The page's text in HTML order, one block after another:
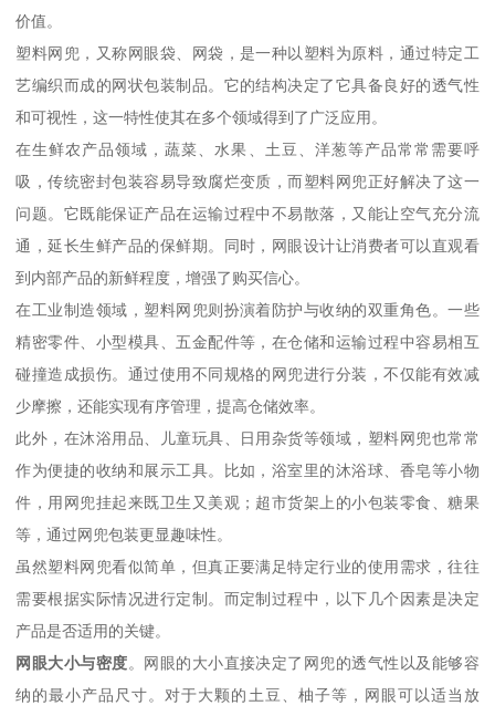
价值。
塑料网兜，又称网眼袋、网袋，是一种以塑料为原料，通过特定工
艺编织而成的网状包装制品。它的结构决定了它具备良好的透气性
和可视性，这一特性使其在多个领域得到了广泛应用。
在生鲜农产品领域，蔬菜、水果、土豆、洋葱等产品常常需要呼
吸，传统密封包装容易导致腐烂变质，而塑料网兜正好解决了这一
问题。它既能保证产品在运输过程中不易散落，又能让空气充分流
通，延长生鲜产品的保鲜期。同时，网眼设计让消费者可以直观看
到内部产品的新鲜程度，增强了购买信心。
在工业制造领域，塑料网兜则扮演着防护与收纳的双重角色。一些
精密零件、小型模具、五金配件等，在仓储和运输过程中容易相互
碰撞造成损伤。通过使用不同规格的网兜进行分装，不仅能有效减
少摩擦，还能实现有序管理，提高仓储效率。
此外，在沐浴用品、儿童玩具、日用杂货等领域，塑料网兜也常常
作为便捷的收纳和展示工具。比如，浴室里的沐浴球、香皂等小物
件，用网兜挂起来既卫生又美观；超市货架上的小包装零食、糖果
等，通过网兜包装更显趣味性。
虽然塑料网兜看似简单，但真正要满足特定行业的使用需求，往往
需要根据实际情况进行定制。而定制过程中，以下几个因素是决定
产品是否适用的关键。
网眼大小与密度。网眼的大小直接决定了网兜的透气性以及能够容
纳的最小产品尺寸。对于大颗的土豆、柚子等，网眼可以适当放